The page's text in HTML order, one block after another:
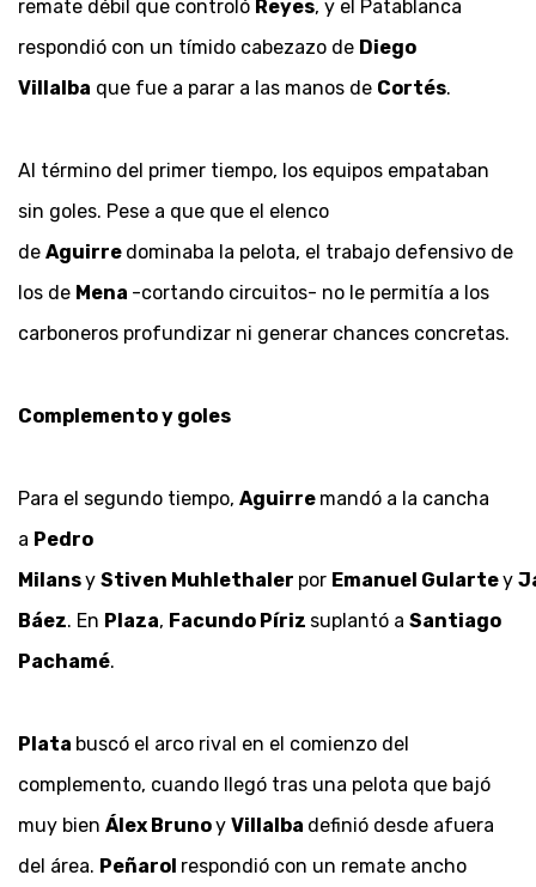
remate débil que controló Reyes, y el Patablanca
respondió con un tímido cabezazo de Diego
Villalba que fue a parar a las manos de Cortés.
Al término del primer tiempo, los equipos empataban
sin goles. Pese a que que el elenco
de Aguirre dominaba la pelota, el trabajo defensivo de
los de Mena -cortando circuitos- no le permitía a los
carboneros profundizar ni generar chances concretas.
Complemento y goles
Para el segundo tiempo, Aguirre mandó a la cancha
a Pedro
Milansy Stiven Muhlethaler por Emanuel Gulartey
Báez. En Plaza, Facundo Píriz suplantó a Santiago
Pachamé.
Plata buscó el arco rival en el comienzo del
complemento, cuando llegó tras una pelota que bajó
muy bien Álex Brunoy Villalba definió desde afuera
del área. Peñarol respondió con un remate ancho